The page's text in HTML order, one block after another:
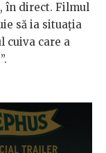
în direct. Filmul
să ia situația
cuiva care a